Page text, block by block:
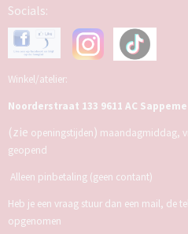
Socials:
Winkel/atelier:
Noorderstraat 133 9611 AC
(zie openingstijden) maandagmiddag,
geopend
Alleen pinbetaling (geen contant)
Heb je een vraag stuur dan een mail, de
opgenomen